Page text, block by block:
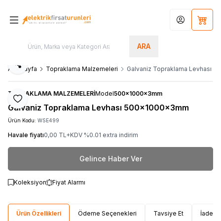
ARA
Hesabım
Ana Sayfa Topraklama Malzemeleri Galvaniz Topraklama Levhası
Favoriye Ekle
Paylaş
TOPRAKLAMA MALZEMELERİModel500x1000x3mm
Galvaniz Topraklama Levhası 500x1000x3mm
Ürün Kodu: WSE499
Havale fiyatı0,00 TL+KDV %0.01 extra indirim
Gelince Haber Ver
Koleksiyon Fiyat Alarmı
Ürün Özellikleri Ödeme Seçenekleri Tavsiye Et İade